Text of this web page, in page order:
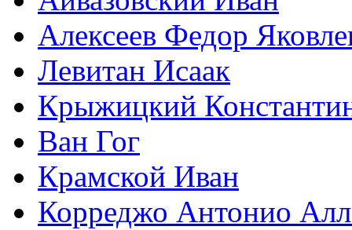
Алексеев Федор
Левитан Исаак
Крыжицкий
Ван Гог
Крамской Иван
Корреджо Антонио